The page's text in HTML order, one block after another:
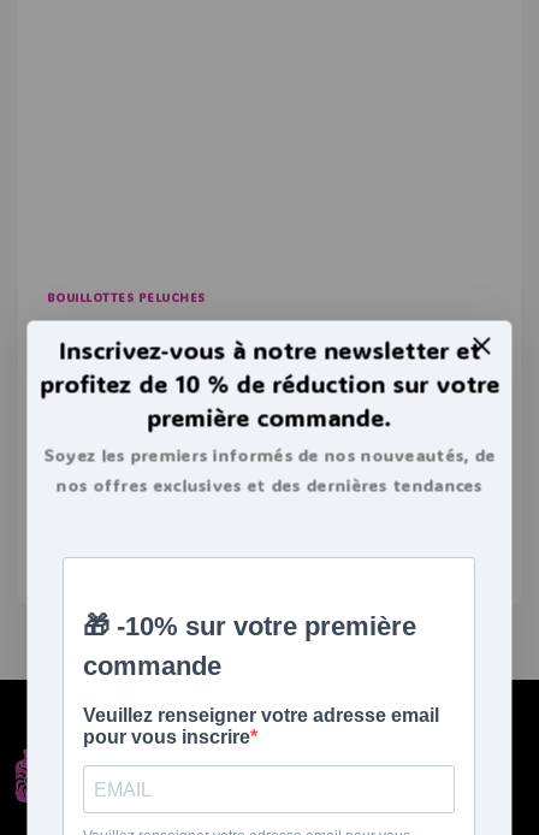
BOUILLOTTES PELUCHES
Peut-on utiliser sa bouillotte peluche en
froid ?
La bouillotte peluche, c’est une super invention
qui permet d’allier le soin et le bien-être, avec le
plaisir et l’amusement de votre enfant. Si le cœur
du doudou réchauffe durant les soirées glaciales
LIRE L'ARTICLE
Inscrivez-vous à notre newsletter et
profitez de 10 % de réduction sur votre
première commande.
Soyez les premiers informés de nos nouveautés, de
nos offres exclusives et des dernières tendances